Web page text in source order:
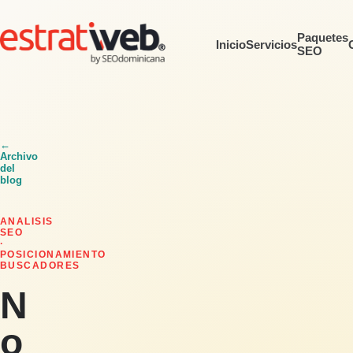
InicioServiciosPaquetes
SEO
←
Archivo
del
blog
ANALISIS
SEO
·
POSICIONAMIENTO
BUSCADORES
N
o